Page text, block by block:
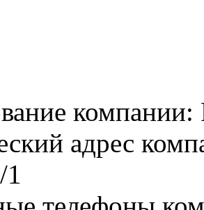
адрес